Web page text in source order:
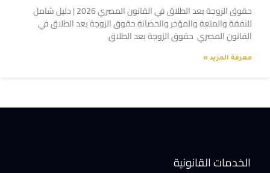
حقوق الزوجة بعد الطلاق في القانون المصري 2026 | دليل شامل
للنفقة والمتعة والمؤخر والحضانة حقوق الزوجة بعد الطلاق في
القانون المصري حقوق الزوجة بعد الطلاق
معرفة المزيد »
الخدمات القانونية